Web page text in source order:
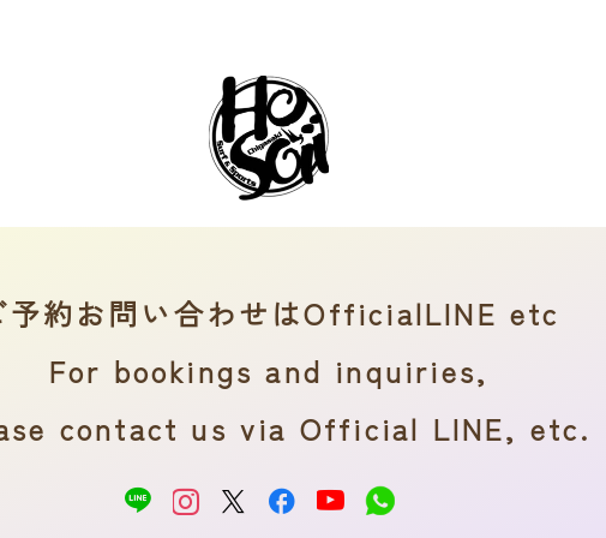
予約お問い合わせはOfficialLINE etc
For bookings and inquiries,
contact us via Official LINE, etc.